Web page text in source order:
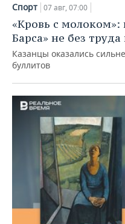
Спорт 07 авг, 07:00
«Кровь с
Барса» не без
Казанцы оказались
буллитов